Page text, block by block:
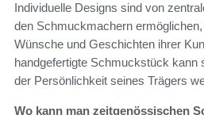
Individuelle Designs sind von
den Schmuckmachern
Wünsche und Geschichten ihrer
handgefertigte Schmuckstück kann
der Persönlichkeit seines Trägers
Wo kann man zeitgenössischen